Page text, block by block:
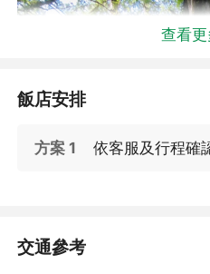
查看更
飯店安排
方案 1 依客服及行程確
交通參考